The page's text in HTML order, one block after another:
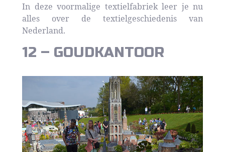
In deze voormalige textielfabriek leer je nu
alles over de textielgeschiedenis van
Nederland.
12 – GOUDKANTOOR